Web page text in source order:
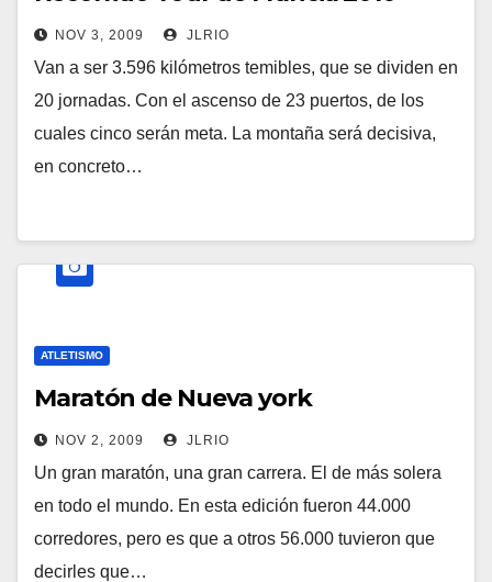
NOV 3, 2009 JLRIO
Van a ser 3.596 kilómetros temibles, que se dividen en
20 jornadas. Con el ascenso de 23 puertos, de los
cuales cinco serán meta. La montaña será decisiva,
en concreto…
ATLETISMO
Maratón de Nueva york
NOV 2, 2009 JLRIO
Un gran maratón, una gran carrera. El de más solera
en todo el mundo. En esta edición fueron 44.000
corredores, pero es que a otros 56.000 tuvieron que
decirles que…